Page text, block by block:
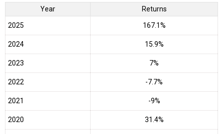
Year Returns
2025 167.1%
2024 15.9%
2023 7%
2022 -7.7%
2021 -9%
2020 31.4%